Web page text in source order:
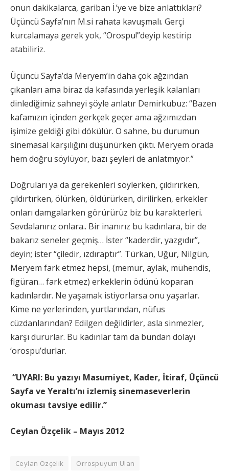
onun dakikalarca, gariban İ.’ye ve bize anlattıkları?
Üçüncü Sayfa’nın M.si rahata kavuşmalı. Gerçi
kurcalamaya gerek yok, “Orospu!”deyip kestirip
atabiliriz.
Üçüncü Sayfa’da Meryem’in daha çok ağzından
çıkanları ama biraz da kafasında yerleşik kalanları
dinlediğimiz sahneyi şöyle anlatır Demirkubuz: “Bazen
kafamızın içinden gerkçek geçer ama ağzımızdan
işimize geldiği gibi dökülür. O sahne, bu durumun
sinemasal karşılığını düşünürken çıktı. Meryem orada
hem doğru söylüyor, bazı şeyleri de anlatmıyor.”
Doğruları ya da gerekenleri söylerken, çıldırırken,
çıldırtırken, ölürken, öldürürken, dirilirken, erkekler
onları damgalarken görürürüz biz bu karakterleri.
Sevdalanırız onlara.. Bir inanırız bu kadınlara, bir de
bakarız seneler geçmiş… İster “kaderdir, yazgıdır”,
deyin; ister “çiledir, ızdıraptır”. Türkan, Uğur, Nilgün,
Meryem fark etmez hepsi, (memur, aylak, mühendis,
figüran… fark etmez) erkeklerin ödünü koparan
kadınlardır. Ne yaşamak istiyorlarsa onu yaşarlar.
Kime ne yerlerinden, yurtlarından, nüfus
cüzdanlarından? Edilgen değildirler, asla sinmezler,
karşı dururlar. Bu kadınlar tam da bundan dolayı
‘orospu’durlar.
“UYARI: Bu yazıyı Masumiyet, Kader, İtiraf, Üçüncü
Sayfa ve Yeraltı’nı izlemiş sinemaseverlerin
okuması tavsiye edilir.”
Ceylan Özçelik – Mayıs 2012
Ceylan Özçelik
Orrospuyum Ulan